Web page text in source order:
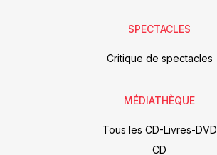
SPECTACLES
Critique de spectacles
MÉDIATHÈQUE
Tous les CD-Livres-DVD
CD